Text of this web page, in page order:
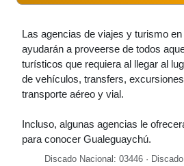
Las agencias de viajes y turismo
ayudarán a proveerse de todos
turísticos que requiera al llegar al
de vehículos, transfers,
transporte aéreo y vial.
Incluso, algunas agencias le
para conocer Gualeguaychú.
Discado Nacional: 03446 ·